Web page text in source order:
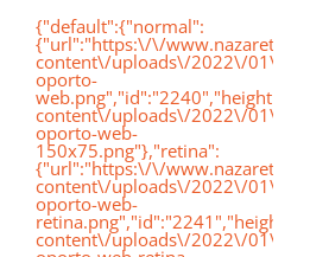
Saltar
contenido
{"default":{"normal":
{"url":"https:\/\/
content\/uploads\/2022\/01\/logo-
oporto-
content\/uploads\/2022\/01\/logo-
oporto-web-
150x75.png"},"retina":
{"url":"https:\/\/
content\/uploads\/2022\/01\/logo-
oporto-web-
content\/uploads\/2022\/01\/logo-